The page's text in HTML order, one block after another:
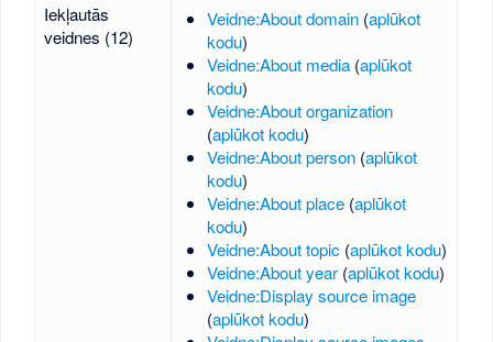
Iekļautās
veidnes (12)
Veidne:About domain (aplūkot
kodu)
Veidne:About media (aplūkot
kodu)
Veidne:About organization
(aplūkot kodu)
Veidne:About person (aplūkot
kodu)
Veidne:About place (aplūkot
kodu)
Veidne:About topic (aplūkot kodu)
Veidne:About year (aplūkot kodu)
Veidne:Display source image
(aplūkot kodu)